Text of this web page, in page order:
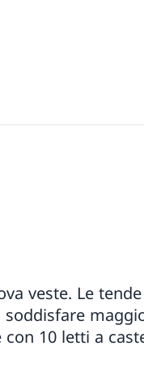
veste. Le
10 letti a